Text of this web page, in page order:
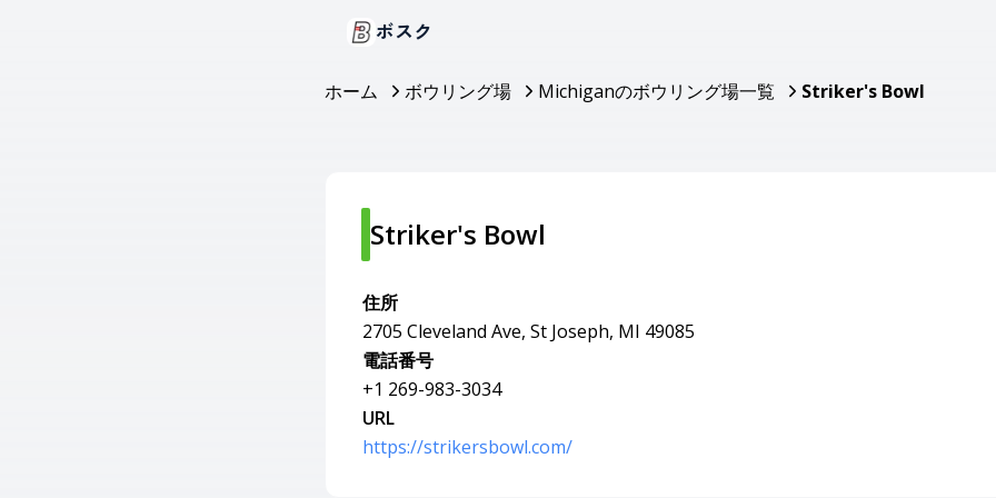
ボスク
ホーム ボウリング場 Michiganのボウリング場一覧 Striker's Bowl
Striker's Bowl
住所
2705 Cleveland Ave, St Joseph, MI 49085
電話番号
+1 269-983-3034
URL
https://strikersbowl.com/